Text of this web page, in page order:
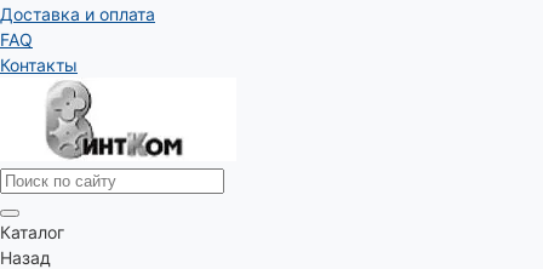
Доставка и оплата
FAQ
Контакты
Каталог
Назад